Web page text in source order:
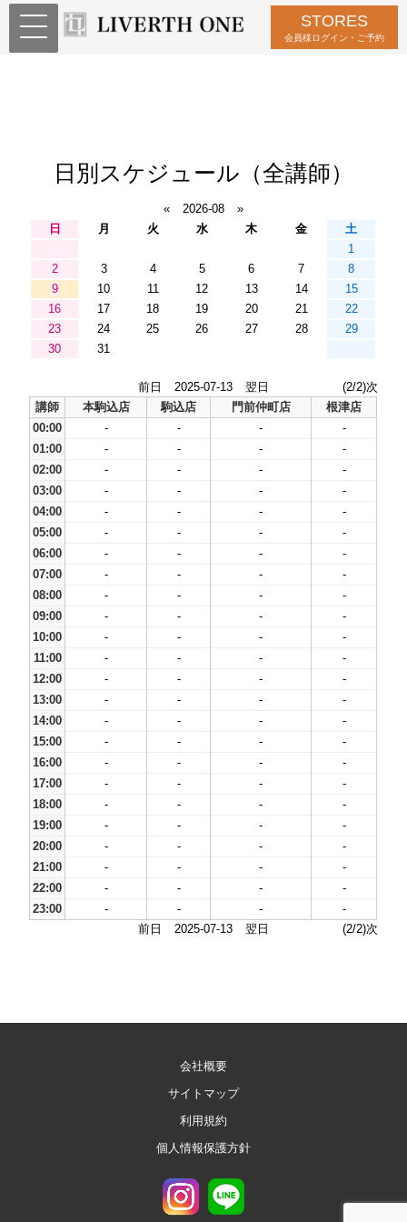
STORES
会員様ログイン・ご予約
日別スケジュール（全講師）
« 2026-08
»
日
月 火 水 木 金
土
1
2
3 4 5 6 7
8
9
10 11 12 13 14
15
16
17 18 19 20 21
22
23
24 25 26 27 28
29
30
31
前日 2025-07-13 翌日
(2/2)次
講師
本駒込店 駒込店 門前仲町店
根津店
00:00
- - -
-
01:00
- - -
-
02:00
- - -
-
03:00
- - -
-
04:00
- - -
-
05:00
- - -
-
06:00
- - -
-
07:00
- - -
-
08:00
- - -
-
09:00
- - -
-
10:00
- - -
-
11:00
- - -
-
12:00
- - -
-
13:00
- - -
-
14:00
- - -
-
15:00
- - -
-
16:00
- - -
-
17:00
- - -
-
18:00
- - -
-
19:00
- - -
-
20:00
- - -
-
21:00
- - -
-
22:00
- - -
-
23:00
- - -
-
前日
2025-07-13 翌日 (2/2)次
会社概要
サイトマップ
利用規約
個人情報保護方針